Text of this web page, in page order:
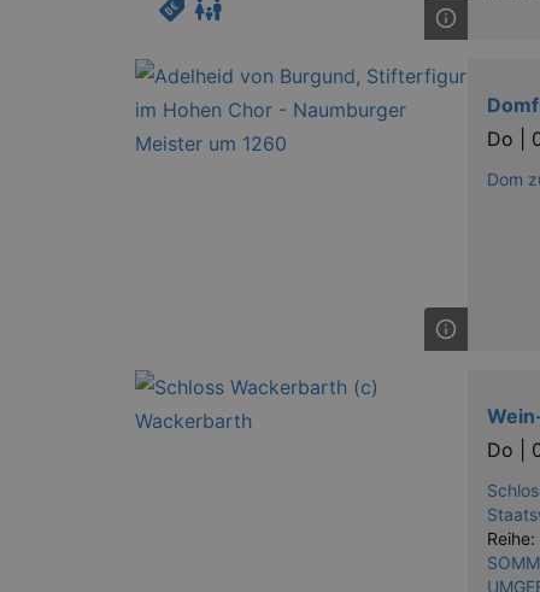
Do |
Dom
Do |
Reihe: